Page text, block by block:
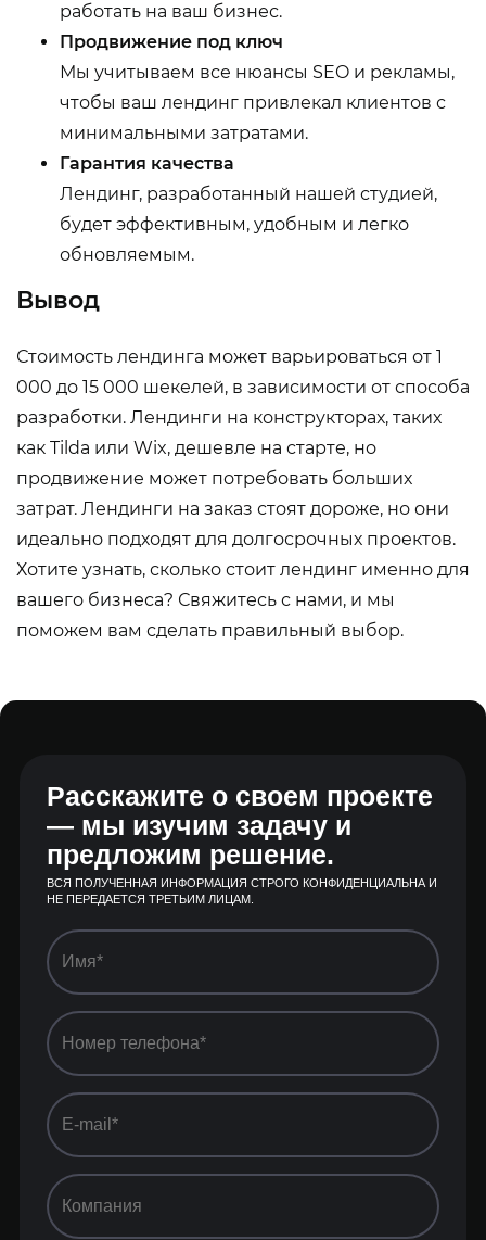
работать на ваш бизнес.
Продвижение под ключ
Мы учитываем все нюансы SEO и рекламы,
чтобы ваш лендинг привлекал клиентов с
минимальными затратами.
Гарантия качества
Лендинг, разработанный нашей студией,
будет эффективным, удобным и легко
обновляемым.
Вывод
Стоимость лендинга может варьироваться от 1
000 до 15 000 шекелей, в зависимости от способа
разработки. Лендинги на конструкторах, таких
как Tilda или Wix, дешевле на старте, но
продвижение может потребовать больших
затрат. Лендинги на заказ стоят дороже, но они
идеально подходят для долгосрочных проектов.
Хотите узнать, сколько стоит лендинг именно для
вашего бизнеса? Свяжитесь с нами, и мы
поможем вам сделать правильный выбор.
Расскажите о своем проекте
— мы изучим задачу и
предложим решение.
ВСЯ ПОЛУЧЕННАЯ ИНФОРМАЦИЯ СТРОГО КОНФИДЕНЦИАЛЬНА И
НЕ ПЕРЕДАЕТСЯ ТРЕТЬИМ ЛИЦАМ.